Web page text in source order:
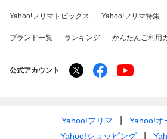
Yahoo!フリマトピックス Yahoo!フリマ特集
ブランド一覧 ランキング かんたんご利用
公式アカウント
Yahoo!フリマ
Yahoo!オ
Yahoo!ショッピング